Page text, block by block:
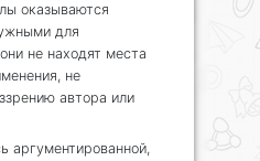
оказываются
для
не находят места
не
автора или
аргументированной,